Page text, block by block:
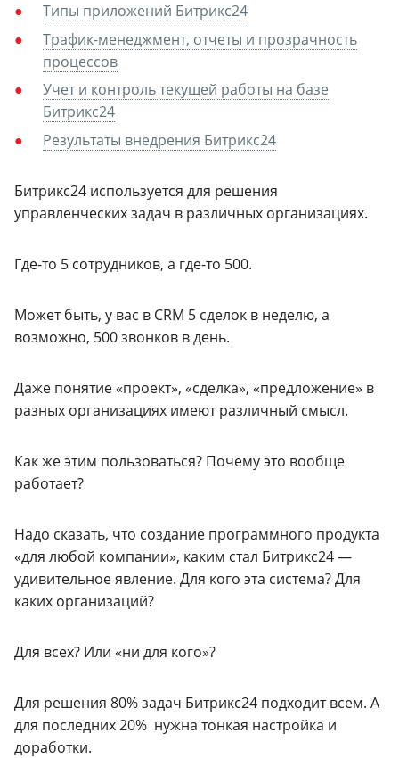
Типы приложений Битрикс24
Трафик-менеджмент, отчеты и прозрачность
процессов
Учет и контроль текущей работы на базе
Битрикс24
Результаты внедрения Битрикс24
Битрикс24 используется для решения
управленческих задач в различных организациях.
Где-то 5 сотрудников, а где-то 500.
Может быть, у вас в CRM 5 сделок в неделю, а
возможно, 500 звонков в день.
Даже понятие «проект», «сделка», «предложение» в
разных организациях имеют различный смысл.
Как же этим пользоваться? Почему это вообще
работает?
Надо сказать, что создание программного продукта
«для любой компании», каким стал Битрикс24 —
удивительное явление. Для кого эта система? Для
каких организаций?
Для всех? Или «ни для кого»?
Для решения 80% задач Битрикс24 подходит всем. А
для последних 20% нужна тонкая настройка и
доработки.